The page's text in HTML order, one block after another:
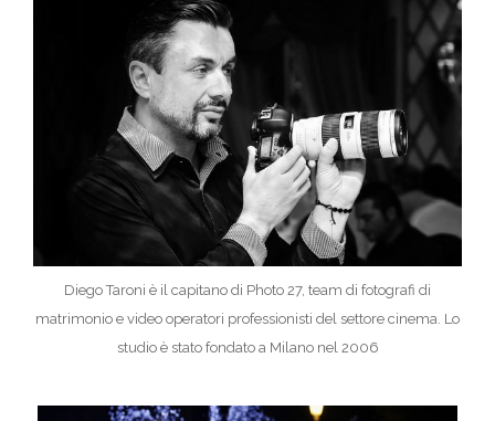
Diego Taroni è il capitano di Photo 27, team di fotografi di
matrimonio e video operatori professionisti del settore cinema. Lo
studio è stato fondato a Milano nel 2006